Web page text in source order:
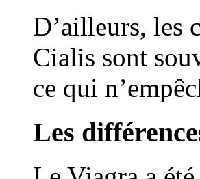
D’ailleurs, les
Cialis sont
ce qui
Les